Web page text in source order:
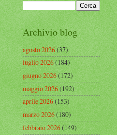
Archivio blog
agosto 2026(37)
luglio 2026(184)
giugno 2026(172)
maggio 2026(192)
aprile 2026(153)
marzo 2026(180)
febbraio 2026(149)